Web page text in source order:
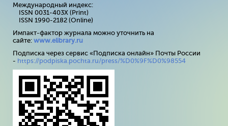
Международный индекс:
ISSN 0031-403X (Print)
ISSN 1990-2182 (Online)
Импакт-фактор журнала можно уточнить на
сайте: www.elibrary.ru
Подписка через сервис «Подписка онлайн» Почты России
- https://podpiska.pochta.ru/press/%D0%9F%D0%98554